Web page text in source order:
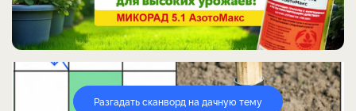
Разгадать сканворд на дачную тему